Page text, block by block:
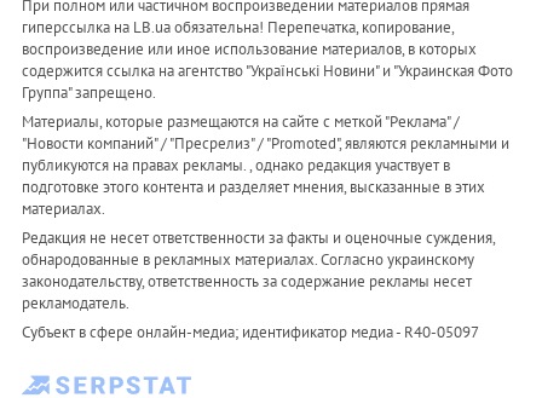
При полном или частичном воспроизведении материалов прямая
гиперссылка на LB.ua обязательна! Перепечатка, копирование,
воспроизведение или иное использование материалов, в которых
содержится ссылка на агентство "Українськi Новини" и "Украинская Фото
Группа" запрещено.
Материалы, которые размещаются на сайте с меткой "Реклама" /
"Новости компаний" / "Пресрелиз" / "Promoted", являются рекламными и
публикуются на правах рекламы. , однако редакция участвует в
подготовке этого контента и разделяет мнения, высказанные в этих
материалах.
Редакция не несет ответственности за факты и оценочные суждения,
обнародованные в рекламных материалах. Согласно украинскому
законодательству, ответственность за содержание рекламы несет
рекламодатель.
Субъект в сфере онлайн-медиа; идентификатор медиа - R40-05097